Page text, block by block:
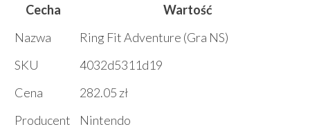
Cecha
Wartość
Nazwa
Ring Fit Adventure (Gra NS)
SKU
4032d5311d19
Cena
282.05 zł
Producent
Nintendo